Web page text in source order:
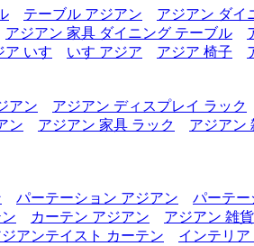
テーブル アジアン アジアン ダイ
アジアン 家具 ダイニング テーブル
ア いす いす アジア アジア 椅子
アン アジアン ディスプレイ ラック
ン アジアン 家具 ラック アジアン
パーテーション アジアン パーテー
カーテン アジアン アジアン 雑
ジアンテイスト カーテン インテリ